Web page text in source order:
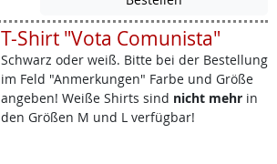
T-Shirt "Vota Comunista"
Schwarz oder weiß. Bitte bei der Bestellung
im Feld "Anmerkungen" Farbe und Größe
angeben! Weiße Shirts sind nicht mehrin
den Größen M und L verfügbar!